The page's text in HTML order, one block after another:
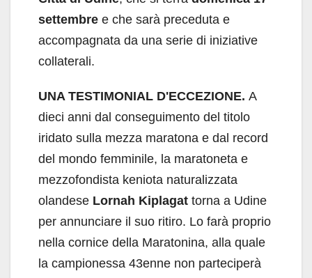
settembre e che sarà preceduta e
accompagnata da una serie di iniziative
collaterali.
UNA TESTIMONIAL D'ECCEZIONE. A
dieci anni dal conseguimento del titolo
iridato sulla mezza maratona e dal record
del mondo femminile, la maratoneta e
mezzofondista keniota naturalizzata
olandese Lornah Kiplagat torna a Udine
per annunciare il suo ritiro. Lo farà proprio
nella cornice della Maratonina, alla quale
la campionessa 43enne non parteciperà